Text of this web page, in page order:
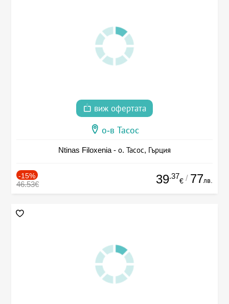
виж офертата
о-в Тасос
Ntinas Filoxenia - о. Тасос, Гърция
-15%
46.53€ 39.37
€ / 77лв.